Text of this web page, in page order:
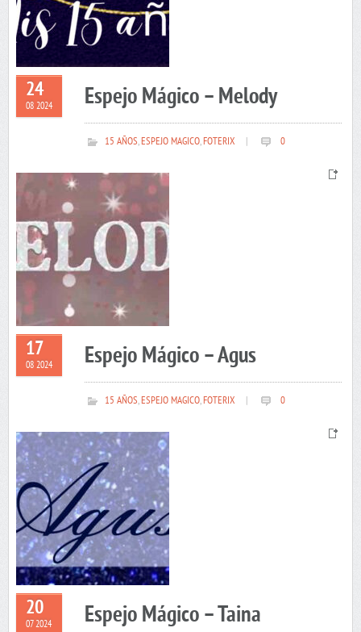
24
08 2024 Espejo Mágico – Melody
15 AÑOS,ESPEJO MAGICO,FOTERIX 0
17
08 2024 Espejo Mágico – Agus
15 AÑOS,ESPEJO MAGICO,FOTERIX 0
20
07 2024 Espejo Mágico – Taina